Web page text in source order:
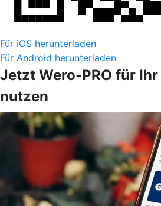
Für iOS herunterladen
Für Android herunterladen
Jetzt Wero-PRO für
nutzen